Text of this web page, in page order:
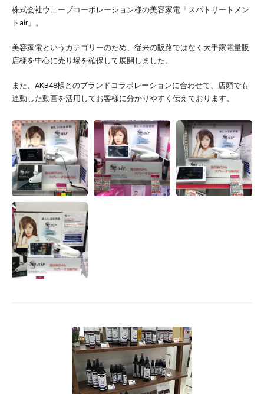
株式会社ウェーブコーポレーション様の美容家電「スパトリートメン
トair」。
美容家電というカテゴリーのため、従来の販路ではなく大手家電量販
店様を中心に売り場を確保して展開しました。
また、AKB48様とのブランドコラボレーションに合わせて、店頭でも
連動した動画を活用してお客様に分かりやすく伝えております。